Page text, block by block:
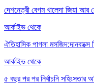
দেশনেত্রী বেগম খালেদা জিয়া আর
আর্কাইভ থেকে
ঐতিহাসিক পাগলা
আর্কাইভ থেকে
৫ বছর পর পর নির্বাচনি সহিংসতার